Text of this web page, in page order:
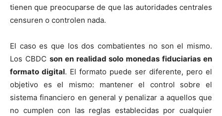
tienen que preocuparse de que las autoridades centrales
censuren o controlen nada.
El caso es que los dos combatientes no son el mismo.
Los CBDC son en realidad solo monedas fiduciarias en
formato digital. El formato puede ser diferente, pero el
objetivo es el mismo: mantener el control sobre el
sistema financiero en general y penalizar a aquellos que
no cumplen con las reglas establecidas por cualquier